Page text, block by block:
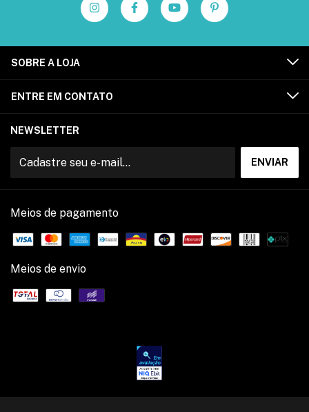
SOBRE A LOJA
ENTRE EM CONTATO
NEWSLETTER
Meios de pagamento
Meios de envio